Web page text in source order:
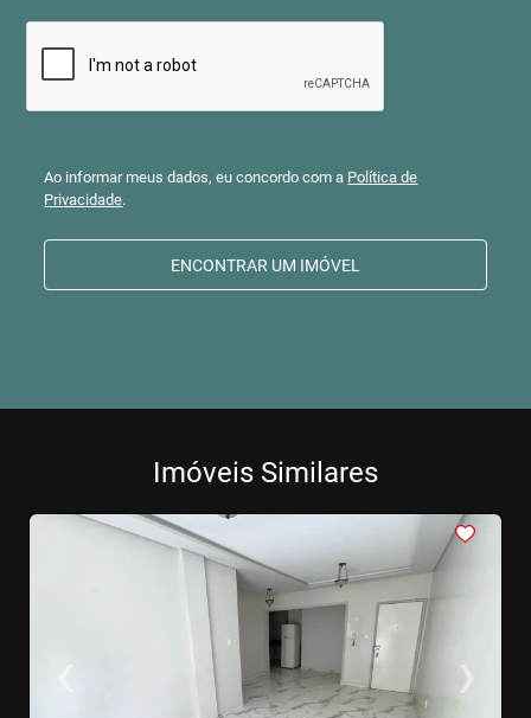
Ao informar meus dados, eu concordo com a Política de
Privacidade.
ENCONTRAR UM IMÓVEL
Imóveis Similares
‹ ›